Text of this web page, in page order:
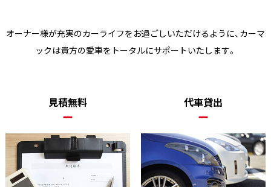
オーナー様が充実のカーライフをお過ごしいただけるように、 カーマ
ックは貴方の愛車をトータルにサポートいたします。
見積無料 代車貸出